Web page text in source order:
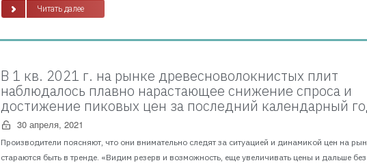
Читать далее
В 1 кв. 2021 г. на рынке древесноволокнистых плит
наблюдалось плавно нарастающее снижение спроса и
достижение пиковых цен за последний календарный
30 апреля, 2021
Производители поясняют, что они внимательно следят за ситуацией и динамикой цен на
стараются быть в тренде. «Видим резерв и возможность, еще увеличивать цены и дальше без